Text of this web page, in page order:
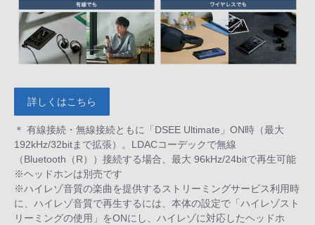
詳しくはこちら
＊ 有線接続・無線接続ともに「DSEE Ultimate」ON時（最大
192kHz/32bitまで拡張）。LDACコーデックで無線
（Bluetooth（R））接続する場合、最大 96kHz/24bitで再生可能
※ヘッドホンは別売です
※ハイレゾ音質の楽曲を提供するストリーミングサービス利用時
に、ハイレゾ音質で再生するには、本体の設定で「ハイレゾスト
リーミングの使用」をONにし、ハイレゾに対応したヘッドホ